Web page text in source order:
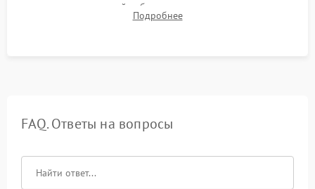
времени автономной работы, температурного режима и
корректности формы выходного сигнала.
Подробнее
FAQ. Ответы на вопросы